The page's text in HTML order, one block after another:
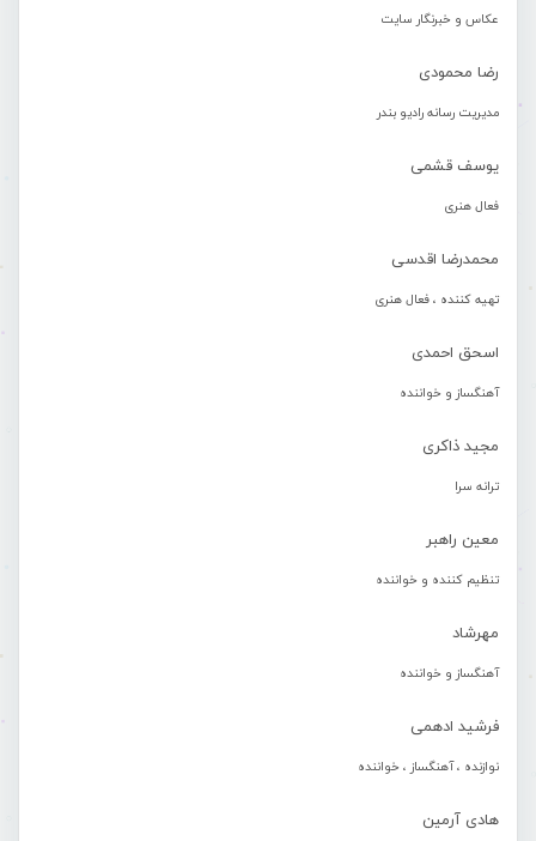
عکاس و خبرنگار سایت
رضا محمودی
مدیریت رسانه رادیو بندر
یوسف قشمی
فعال هنری
محمدرضا اقدسی
تهیه کننده ، فعال هنری
اسحق احمدی
آهنگساز و خواننده
مجید ذاکری
ترانه سرا
معین راهبر
تنظیم کننده و خواننده
مهرشاد
آهنگساز و خواننده
فرشید ادهمی
نوازنده ، آهنگساز ، خواننده
هادی آرمین